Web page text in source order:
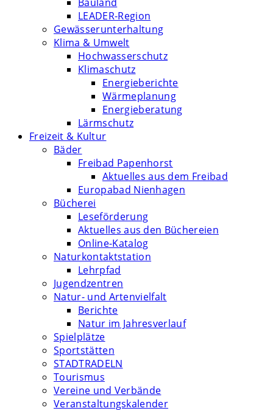
LEADER-Region
Gewässerunterhaltung
Klima & Umwelt
Hochwasserschutz
Klimaschutz
Energieberichte
Wärmeplanung
Energieberatung
Lärmschutz
Freizeit & Kultur
Bäder
Freibad Papenhorst
Aktuelles aus dem Freibad
Europabad Nienhagen
Bücherei
Leseförderung
Aktuelles aus den Büchereien
Online-Katalog
Naturkontaktstation
Lehrpfad
Jugendzentren
Natur- und Artenvielfalt
Berichte
Natur im Jahresverlauf
Spielplätze
Sportstätten
STADTRADELN
Tourismus
Vereine und Verbände
Veranstaltungskalender